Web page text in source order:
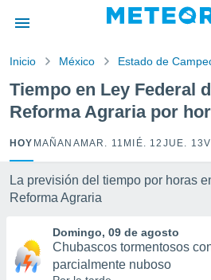
ha
por
para
que se
calidad.
a este
las
forma
Inicio México Estado de
Tiempo en Ley Federal
Reforma Agraria por
HOY MAÑANA MAR. 11 MIÉ. 12 JUE. 13
La previsión del tiempo por horas
Reforma Agraria
Domingo, 09 de agosto
Chubascos tormentosos
parcialmente nuboso